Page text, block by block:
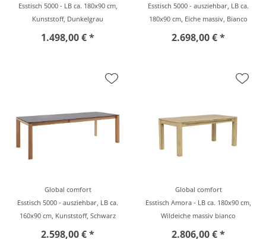
Esstisch 5000 - LB ca. 180x90 cm,
Kunststoff, Dunkelgrau
1.498,00 € *
Esstisch 5000 - ausziehbar, LB ca.
180x90 cm, Eiche massiv, Bianco
2.698,00 € *
Global comfort
Esstisch 5000 - ausziehbar, LB ca.
160x90 cm, Kunststoff, Schwarz
2.598,00 € *
Global comfort
Esstisch Amora - LB ca. 180x90 cm,
Wildeiche massiv bianco
2.806,00 € *